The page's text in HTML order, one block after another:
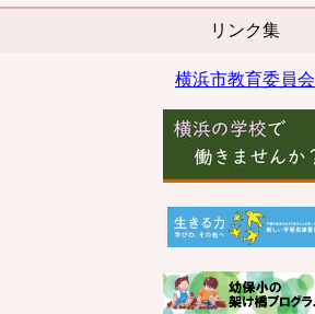
リンク集
横浜市教育委員会